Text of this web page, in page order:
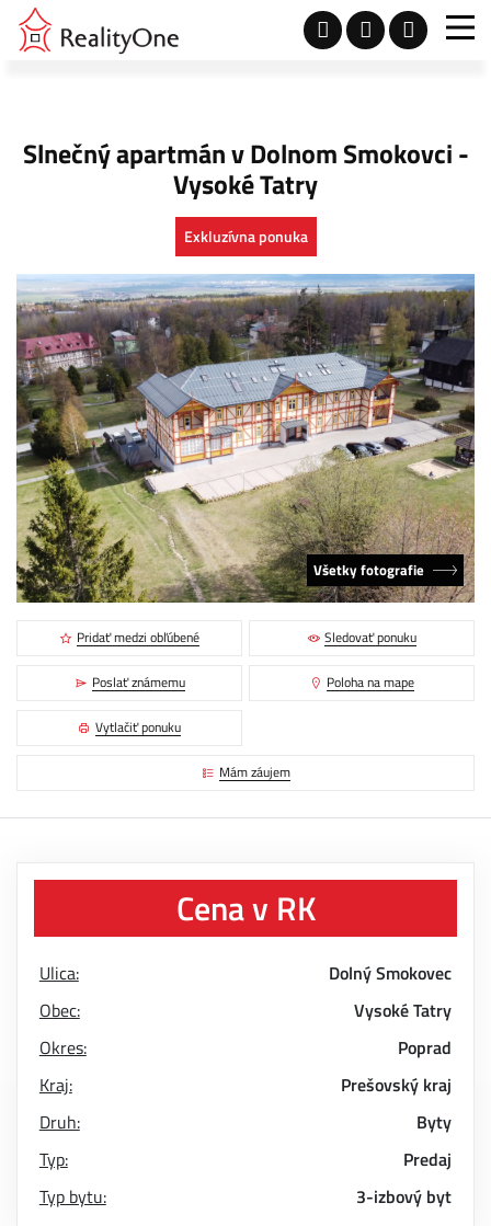
Slnečný apartmán v Dolnom Smokovci -
Vysoké Tatry
Exkluzívna ponuka
Všetky fotografie
Pridať medzi obľúbené Sledovať ponuku
Poslať známemu Poloha na mape
Vytlačiť ponuku
Mám záujem
Cena v RK
Ulica:
Dolný Smokovec
Obec:
Vysoké Tatry
Okres:
Poprad
Kraj:
Prešovský kraj
Druh:
Byty
Typ:
Predaj
Typ bytu:
3-izbový byt